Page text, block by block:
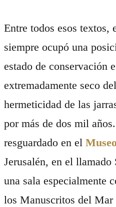
Entre todos esos textos,
siempre ocupó una
estado de conservación
extremadamente seco
hermeticidad de las
por más de dos mil
resguardado en el
Jerusalén, en el
una sala especialmente
los Manuscritos del